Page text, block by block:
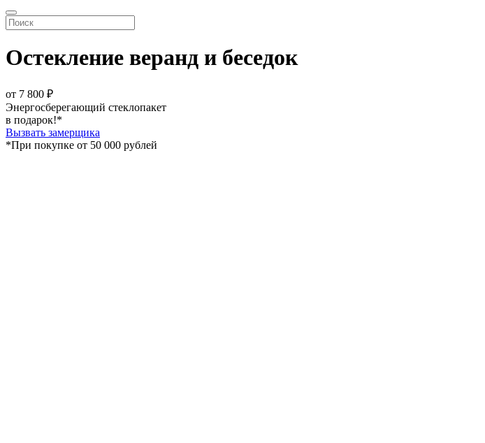
Остекление веранд и беседок
от 7 800 ₽
Энергосберегающий стеклопакет
в подарок!*
Вызвать замерщика
*При покупке от 50 000 рублей